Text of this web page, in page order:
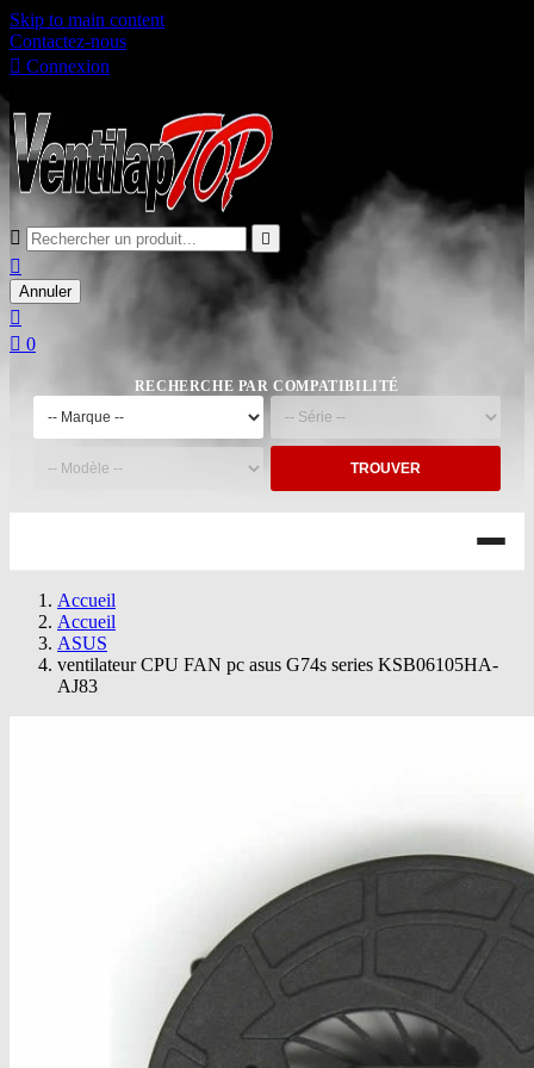
Skip to main content
Contactez-nous
 Connexion
 

Annuler

 0
RECHERCHE PAR COMPATIBILITÉ
TROUVER
Accueil
Accueil
ASUS
ventilateur CPU FAN pc asus G74s series KSB06105HA-
AJ83